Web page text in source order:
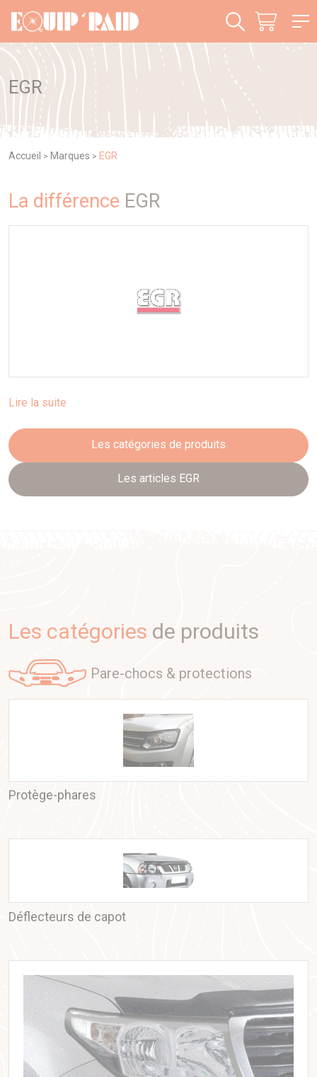
EGR
Accueil > Marques > EGR
La différence EGR
Lire la suite
Les catégories de produits
Les articles EGR
Les catégories de produits
pare-chocs & protections
Protège-phares
Déflecteurs de capot
Panneau de gestion des cookies